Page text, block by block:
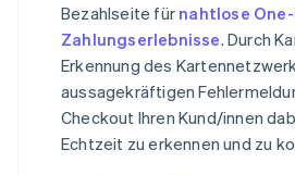
Bezahlseite für nahtlose
Zahlungserlebnisse. Durch
Erkennung des
aussagekräftigen
Checkout Ihren Kund/innen
Echtzeit zu erkennen und zu